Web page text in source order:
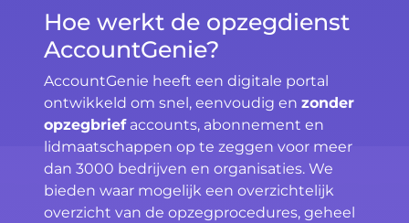
Hoe werkt de opzegdienst
AccountGenie?
AccountGenie heeft een digitale portal
ontwikkeld om snel, eenvoudig en zonder
opzegbriefaccounts, abonnement en
lidmaatschappen op te zeggen voor meer
dan 3000 bedrijven en organisaties. We
bieden waar mogelijk een overzichtelijk
overzicht van de opzegprocedures, geheel